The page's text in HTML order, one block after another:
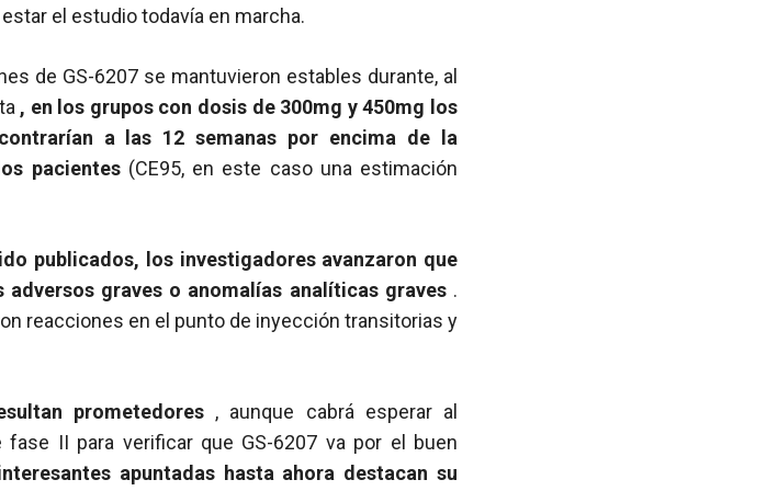
el estudio todavía en marcha.
de GS-6207 se mantuvieron estables durante, al
, en los grupos con dosis de 300mg y 450mg los
a las 12 semanas por encima de la
pacientes (CE95, en este caso una estimación
publicados, los investigadores avanzaron que
graves o anomalías analíticas graves .
reacciones en el punto de inyección transitorias y
prometedores , aunque cabrá esperar al
II para verificar que GS-6207 va por el buen
apuntadas hasta ahora destacan su